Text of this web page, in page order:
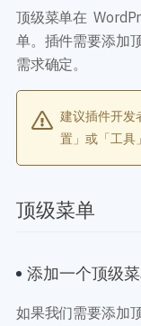
WP新闻资
服务
顶级菜单在
单。插件需要添加
需求确定。
建议插件开发
置」或「工具
顶级菜单
添加一个顶级
如果我们需要添加